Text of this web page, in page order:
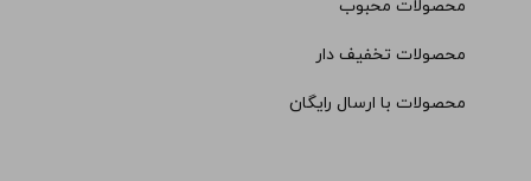
محصولات محبوب
محصولات تخفیف دار
محصولات با ارسال رایگان